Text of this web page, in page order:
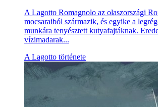
A Lagotto Romagnolo az olaszországi
mocsaraiból származik, és egyike a
munkára tenyésztett kutyafajtáknak.
vízimadarak...
A Lagotto története